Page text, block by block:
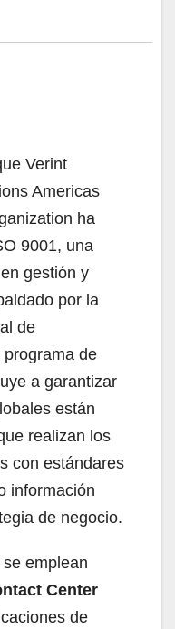
Verint
Americas
ha
9001, una
gestión y
por la
de
de
a garantizar
están
realizan los
con estándares
información
de negocio.
se emplean
Center
de